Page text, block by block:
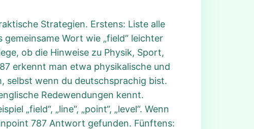
Strategien. Erstens: Liste alle
Wort wie „field“ leichter
ob die Hinweise zu Physik, Sport,
erkennt man etwa physikalische und
selbst wenn du deutschsprachig bist.
Redewendungen kennt.
„field“, „line“, „point“, „level“. Wenn
787 Antwort gefunden. Fünftens: